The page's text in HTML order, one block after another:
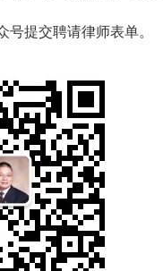
提交聘请律师表单。